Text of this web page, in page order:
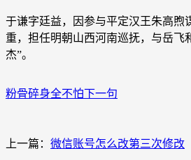
于谦字廷益，因参与平定汉王朱高煦
重，担任明朝山西河南巡抚，与岳飞
杰”。
粉骨碎身全不怕下一句
上一篇： 微信账号怎么改第三次修改